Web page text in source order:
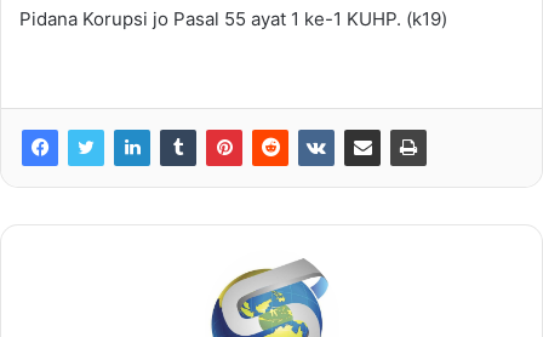
Pidana Korupsi jo Pasal 55 ayat 1 ke-1 KUHP. (k19)